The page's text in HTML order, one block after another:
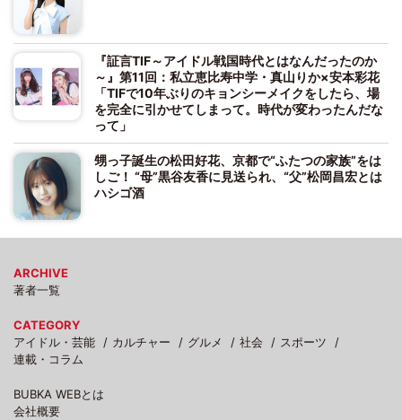
『証言TIF～アイドル戦国時代とはなんだったのか
～』第11回：私立恵比寿中学・真山りか×安本彩花
「TIFで10年ぶりのキョンシーメイクをしたら、場
を完全に引かせてしまって。時代が変わったんだな
って」
甥っ子誕生の松田好花、京都で“ふたつの家族”をは
しご！ “母”黒谷友香に見送られ、“父”松岡昌宏とは
ハシゴ酒
ARCHIVE
著者一覧
CATEGORY
アイドル・芸能
カルチャー グルメ 社会
スポーツ
連載・コラム
BUBKA WEBとは
会社概要